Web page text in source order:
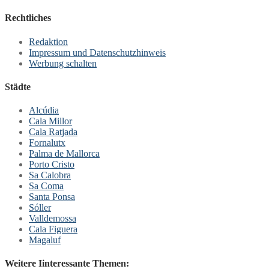
Rechtliches
Redaktion
Impressum und Datenschutzhinweis
Werbung schalten
Städte
Alcúdia
Cala Millor
Cala Ratjada
Fornalutx
Palma de Mallorca
Porto Cristo
Sa Calobra
Sa Coma
Santa Ponsa
Sóller
Valldemossa
Cala Figuera
Magaluf
Weitere Iinteressante Themen: